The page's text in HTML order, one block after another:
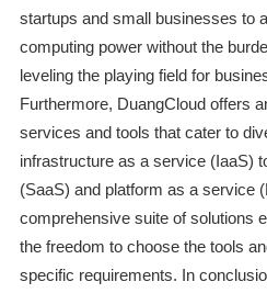
startups and small businesses to
computing power without the
leveling the playing field for
Furthermore, DuangCloud offers
services and tools that cater to
infrastructure as a service (IaaS)
(SaaS) and platform as a service
comprehensive suite of solutions
the freedom to choose the tools
specific requirements. In